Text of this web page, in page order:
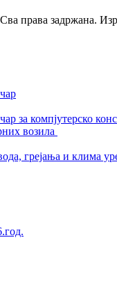
права задржана.
за компјутерско
возила
грејања и клима